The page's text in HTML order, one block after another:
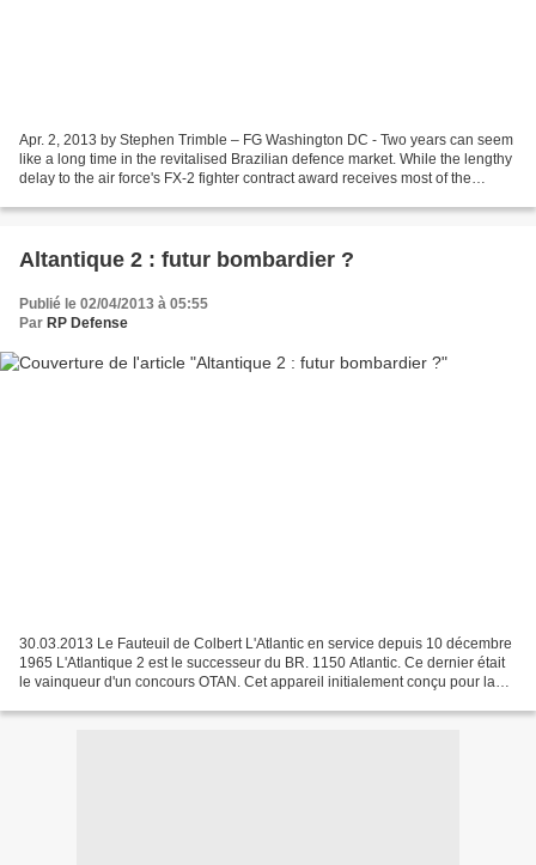
Apr. 2, 2013 by Stephen Trimble – FG Washington DC - Two years can seem
like a long time in the revitalised Brazilian defence market. While the lengthy
delay to the air force's FX-2 fighter contract award receives most of the
Altantique 2 : futur bombardier ?
Publié le 02/04/2013 à 05:55
Par RP Defense
30.03.2013 Le Fauteuil de Colbert L'Atlantic en service depuis 10 décembre
1965 L'Atlantique 2 est le successeur du BR. 1150 Atlantic. Ce dernier était
le vainqueur d'un concours OTAN. Cet appareil initialement conçu pour la